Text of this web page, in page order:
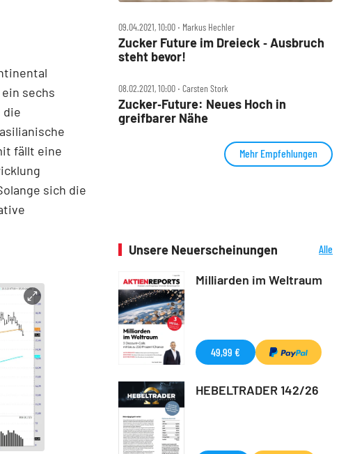
sechs
die
fällt eine
sich die
09.04.2021, 10:00 ‧ Markus Hechler
Zucker Future im Dreieck ‑ Ausbruch
steht bevor!
08.02.2021, 10:00 ‧ Carsten Stork
Zucker‑Future: Neues Hoch in
greifbarer Nähe
Mehr Empfehlungen
Unsere Neuerscheinungen
Alle
Milliarden im Weltraum
49,99 €
HEBELTRADER 142/26